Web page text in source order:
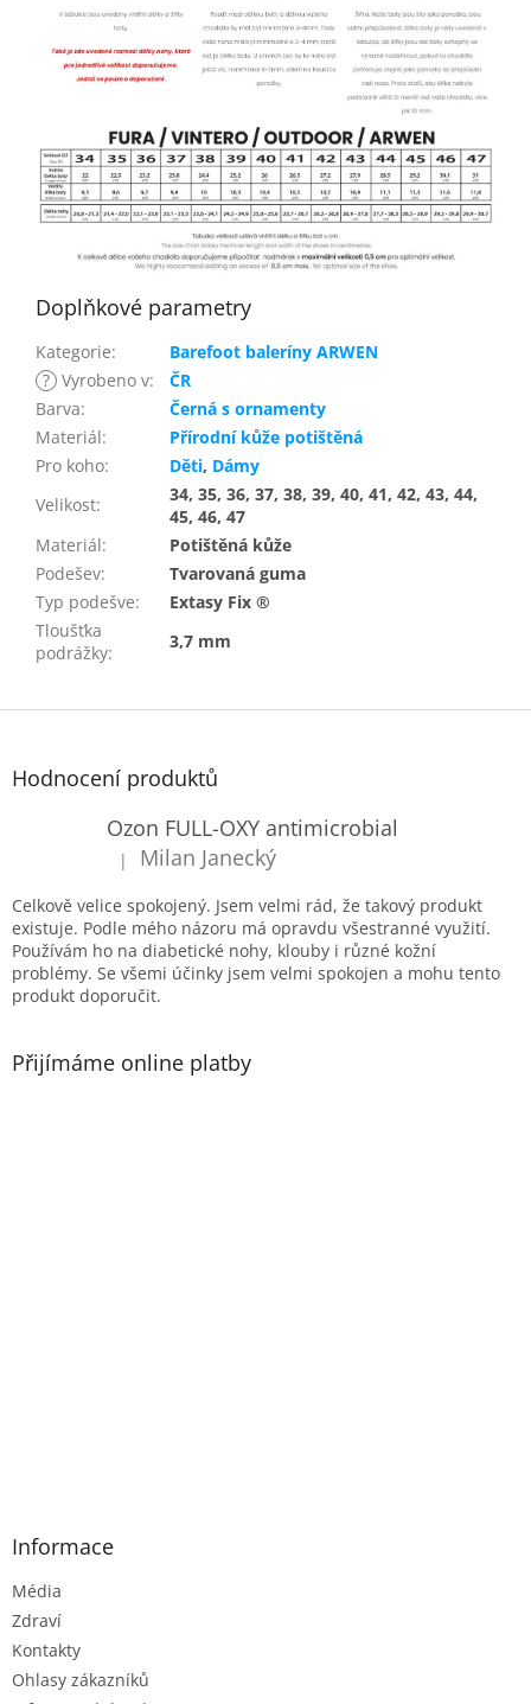
Doplňkové parametry
Kategorie:
Barefoot baleríny ARWEN
? Vyrobeno v:
ČR
Barva:
Černá s ornamenty
Materiál:
Přírodní kůže potištěná
Pro koho: Děti, Dámy
Velikost:
34, 35, 36, 37, 38, 39, 40, 41, 42, 43, 44,
45, 46, 47
Materiál:
Potištěná kůže
Podešev:
Tvarovaná guma
Typ podešve:
Extasy Fix ®
Tloušťka
podrážky:
3,7 mm
Z
Hodnocení produktů
Ozon FULL-OXY antimicrobial
Hodnocení produktu je 5 z 5 hvězdiček.
| Milan Janecký
Celkově velice spokojený. Jsem velmi rád, že takový produkt
existuje. Podle mého názoru má opravdu všestranné využití.
Používám ho na diabetické nohy, klouby i různé kožní
problémy. Se všemi účinky jsem velmi spokojen a mohu tento
produkt doporučit.
Přijímáme online platby
Informace
Média
Zdraví
Kontakty
Ohlasy zákazníků